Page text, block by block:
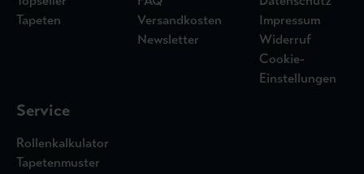
Tapeten
Versandkosten
Newsletter
Impressum
Widerruf
Cookie-
Einstellungen
Service
Rollenkalkulator
Tapetenmuster